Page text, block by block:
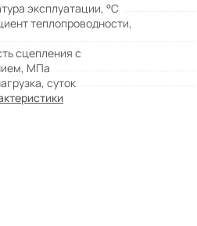
эксплуатации, °С
теплопроводности,
сцепления с
МПа
суток